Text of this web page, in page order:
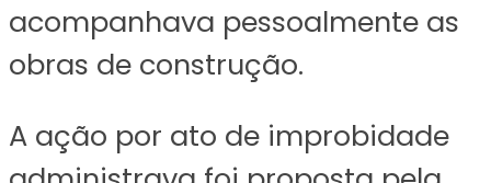
acompanhava pessoalmente as
obras de construção.
A ação por ato de improbidade